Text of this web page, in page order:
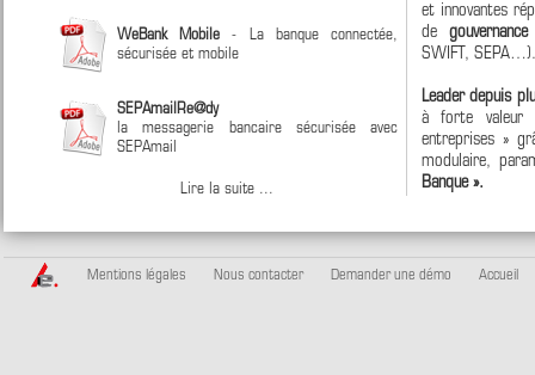
WeBank Mobile- La banque connectée,
sécurisée et mobile
SEPAmailRe@dy
la messagerie bancaire sécurisée avec
SEPAmail
Lire la suite ...
et innovantes
de
SWIFT, SEPA…).
Leader depuis
à forte valeur
entreprises »
modulaire,
Banque ».
Mentions légales Nous contacter Demander une démo Accueil